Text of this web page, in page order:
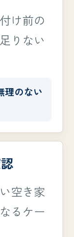
け前の
りない
理のない
空き家
るケー